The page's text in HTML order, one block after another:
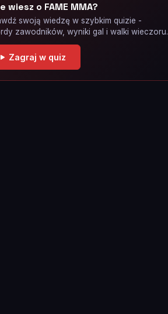
wiesz o FAME MMA?
swoją wiedzę w szybkim quizie -
zawodników, wyniki gal i walki wieczoru.
Zagraj w quiz